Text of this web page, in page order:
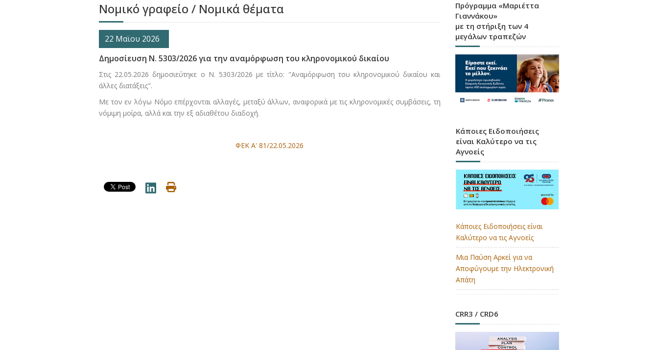
Νομικό γραφείο / Νομικά θέματα
22 Μαϊου 2026
Δημοσίευση Ν. 5303/2026 για την αναμόρφωση του κληρονομικού δικαίου
Στις 22.05.2026 δημοσιεύτηκε ο Ν. 5303/2026 με τίτλο: "Αναμόρφωση του κληρονομικού δικαίου και
άλλες διατάξεις".
Με τον εν λόγω Νόμο επέρχονται αλλαγές, μεταξύ άλλων, αναφορικά με τις κληρονομικές συμβάσεις, τη
νόμιμη μοίρα, αλλά και την εξ αδιαθέτου διαδοχή.
ΦΕΚ Α' 81/22.05.2026
Πρόγραμμα «Μαριέττα
Γιαννάκου»
με τη στήριξη των 4
μεγάλων τραπεζών
Κάποιες Ειδοποιήσεις
είναι Καλύτερο να τις
Αγνοείς
Κάποιες Ειδοποιήσεις είναι
Καλύτερο να τις Αγνοείς
Μια Παύση Αρκεί για να
Αποφύγουμε την Ηλεκτρονική
Απάτη
CRR3 / CRD6